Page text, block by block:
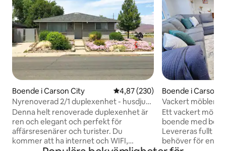
Boende i Carson City 4,87 av 5 i genomsnittligt
4,87 (230)
Nyrenoverad 2/1 duplexenhet - husdjur
$10+/dag ext
Denna helt renoverade duplexenhet är
ren och elegant och perfekt för
affärsresenärer och turister. Du
kommer att ha internet och WIFI,
Boende i Carson
Vackert möblerat
Ett vackert
boende med
Levereras fullt
behöver för en